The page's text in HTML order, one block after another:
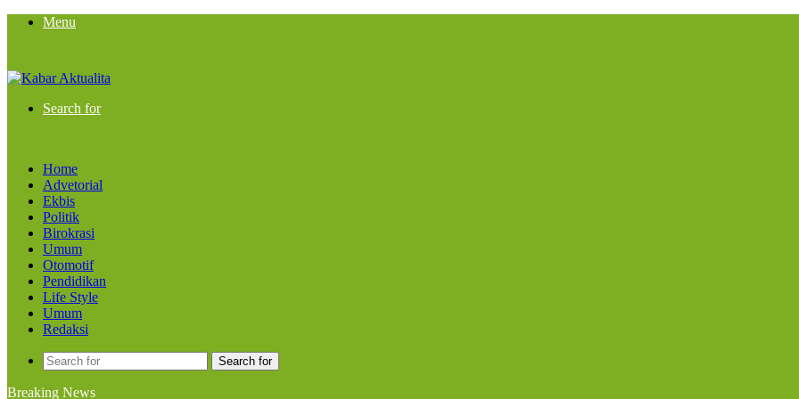
Menu
Search for
Home
Advetorial
Ekbis
Politik
Birokrasi
Umum
Otomotif
Pendidikan
Life Style
Umum
Redaksi
Search for
Breaking News